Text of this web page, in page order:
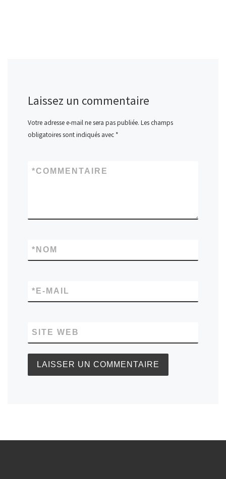
Laissez un commentaire
Votre adresse e-mail ne sera pas publiée. Les champs
obligatoires sont indiqués avec *
COMMENTAIRE
*
NOM
*
E-MAIL
*
SITE WEB